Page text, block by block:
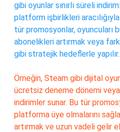
gibi oyunlar sınırlı süreli
platform işbirlikleri
tür promosyonlar, oyuncuları
abonelikleri artırmak veya
gibi stratejik hedeflerle yapılır.
Örneğin, Steam gibi dijital
ücretsiz deneme dönemi veya
indirimler sunar. Bu tür
platforma üye olmalarını
artırmak ve uzun vadeli gelir